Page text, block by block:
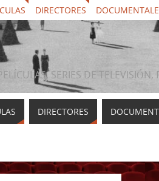
DIRECTORES
SERIES DE
DIRECTORES